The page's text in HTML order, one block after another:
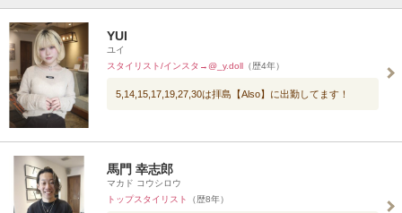
YUI
ユイ
スタイリスト/インスタ→@_y.doll （歴4年）
5,14,15,17,19,27,30は拝島【Also】に出勤してます！
馬門 幸志郎
マカド コウシロウ
トップスタイリスト
（歴8年）